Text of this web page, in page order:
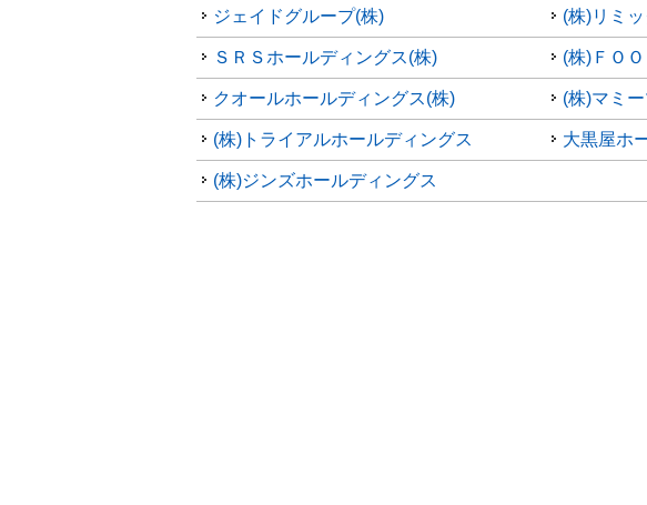
ジェイドグループ(株) (株)リミ
ＳＲＳホールディングス(株)
クオールホールディングス(株) (株)マミ
(株)トライアルホールディングス 大黒屋ホ
(株)ジンズホールディングス